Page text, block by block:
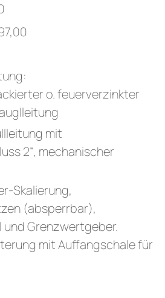
o. feuerverzinkter
mit
2“, mechanischer
Skalierung,
(absperrbar),
Grenzwertgeber.
mit Auffangschale für